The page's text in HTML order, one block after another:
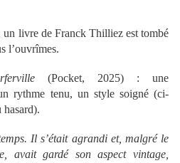
un livre de Franck Thilliez est tombé
l’ouvrîmes.
(Pocket, 2025) : une
rythme tenu, un style soigné (ci-
hasard).
Il s’était agrandi et, malgré le
avait gardé son aspect vintage,